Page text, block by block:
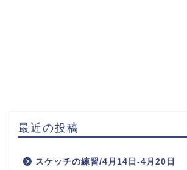
最近の投稿
スケッチの練習/4月14日-4月20日